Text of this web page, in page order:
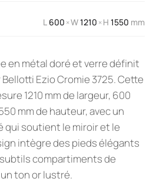
L 600 ×W1210 ×H 1550 mm
en métal doré et verre définit
Ezio Cromie 3725. Cette
1210 mm de largeur, 600
mm de hauteur, avec un
soutient le miroir et le
intègre des pieds élégants
compartiments de
ton or lustré.